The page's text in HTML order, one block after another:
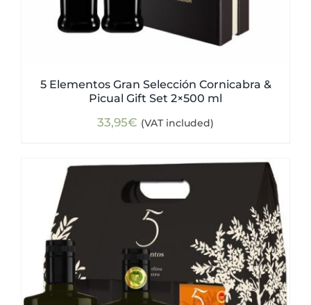
5 Elementos Gran Selección Cornicabra &
Picual Gift Set 2×500 ml
33,95€ (VAT included)